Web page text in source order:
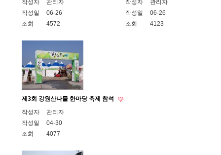
작성자
관리자
작성일
06-26
조회
4572
작성자
관리자
작성일
06-26
조회
4123
제3회 강원산나물 한마당 축제 참석
작성자
관리자
작성일
04-30
조회
4077